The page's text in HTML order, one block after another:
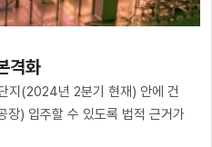
격화
지(2024년 2분기 현재) 안에 건
장) 입주할 수 있도록 법적 근거가